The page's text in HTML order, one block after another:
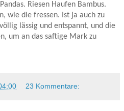
Riesen Haufen Bambus.
wie die fressen. Ist ja auch zu
lässig und entspannt, und die
um an das saftige Mark zu
23 Kommentare: